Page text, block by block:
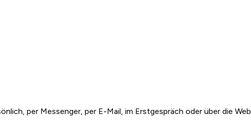
per Messenger, per E-Mail, im Erstgespräch oder über die